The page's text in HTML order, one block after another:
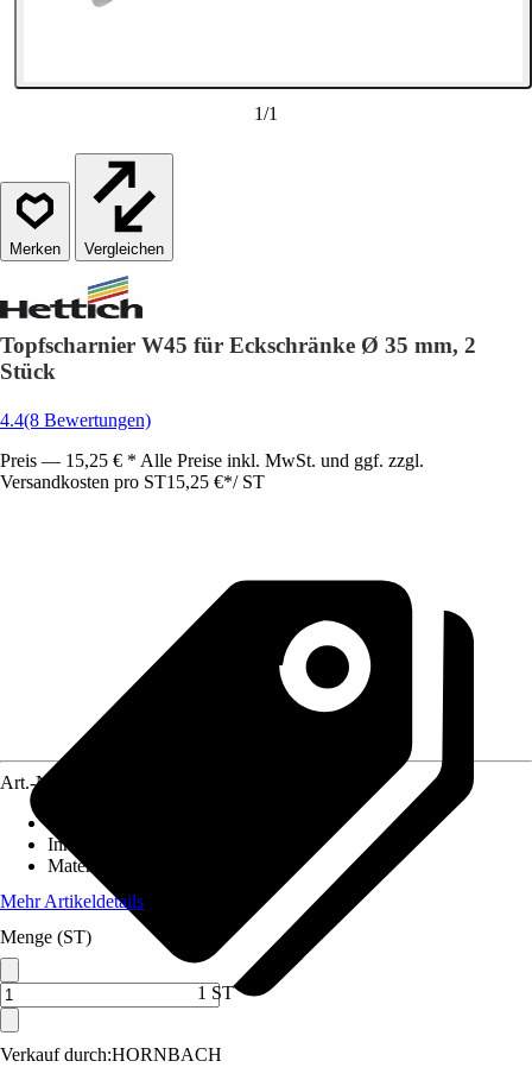
1/1
Vergleichen
Topfscharnier W45 für Eckschränke Ø 35 mm, 2
Stück
4.4(8 Bewertungen)
Preis — 15,25 € * Alle Preise inkl. MwSt. und ggf. zzgl.
Versandkosten pro ST15,25 €*/ ST
Verkauf durch:HORNBACH
Art.-Nr.
Inhalt
Material
Mehr Artikeldetails
Menge (ST)
1 ST